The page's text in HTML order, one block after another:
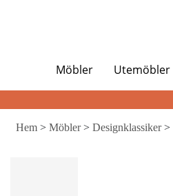
Möbler Utemöbler
Hem > Möbler> Designklassiker>